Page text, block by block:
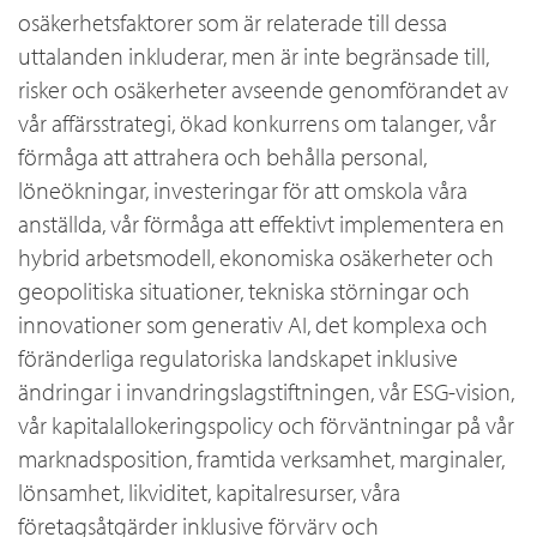
osäkerhetsfaktorer som är relaterade till dessa
uttalanden inkluderar, men är inte begränsade till,
risker och osäkerheter avseende genomförandet av
vår affärsstrategi, ökad konkurrens om talanger, vår
förmåga att attrahera och behålla personal,
löneökningar, investeringar för att omskola våra
anställda, vår förmåga att effektivt implementera en
hybrid arbetsmodell, ekonomiska osäkerheter och
geopolitiska situationer, tekniska störningar och
innovationer som generativ AI, det komplexa och
föränderliga regulatoriska landskapet inklusive
ändringar i invandringslagstiftningen, vår ESG-vision,
vår kapitalallokeringspolicy och förväntningar på vår
marknadsposition, framtida verksamhet, marginaler,
lönsamhet, likviditet, kapitalresurser, våra
företagsåtgärder inklusive förvärv och